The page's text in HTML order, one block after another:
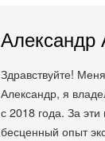
Александр
Здравствуйте!
Александр, я
с 2018 года. За
бесценный опыт